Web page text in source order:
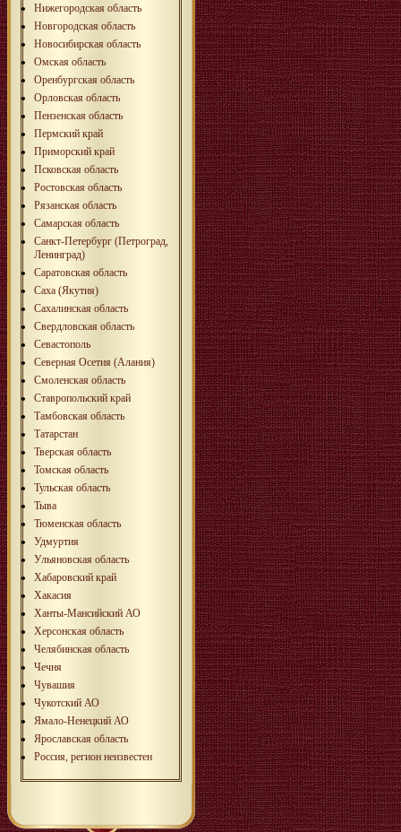
Нижегородская область
Новгородская область
Новосибирская область
Омская область
Оренбургская область
Орловская область
Пензенская область
Пермский край
Приморский край
Псковская область
Ростовская область
Рязанская область
Самарская область
Санкт-Петербург (Петроград,
Ленинград)
Саратовская область
Саха (Якутия)
Сахалинская область
Свердловская область
Севастополь
Северная Осетия (Алания)
Смоленская область
Ставропольский край
Тамбовская область
Татарстан
Тверская область
Томская область
Тульская область
Тыва
Тюменская область
Удмуртия
Ульяновская область
Хабаровский край
Хакасия
Ханты-Мансийский АО
Херсонская область
Челябинская область
Чечня
Чувашия
Чукотский АО
Ямало-Ненецкий АО
Ярославская область
Россия, регион неизвестен